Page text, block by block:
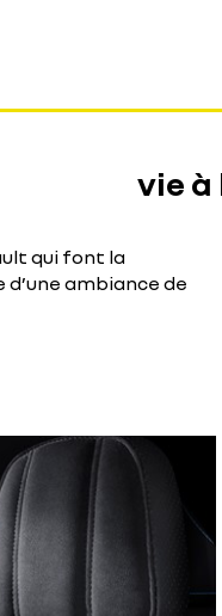
vie à
qui font la
ambiance de